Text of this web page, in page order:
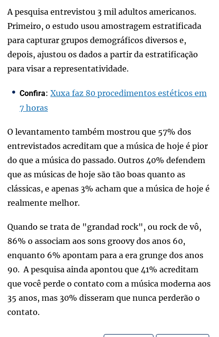
A pesquisa entrevistou 3 mil adultos americanos.
Primeiro, o estudo usou amostragem estratificada
para capturar grupos demográficos diversos e,
depois, ajustou os dados a partir da estratificação
para visar a representatividade.
Confira: Xuxa faz 80 procedimentos estéticos em
7 horas
O levantamento também mostrou que 57% dos
entrevistados acreditam que a música de hoje é pior
do que a música do passado. Outros 40% defendem
que as músicas de hoje são tão boas quanto as
clássicas, e apenas 3% acham que a música de hoje é
realmente melhor.
Quando se trata de "grandad rock", ou rock de vô,
86% o associam aos sons groovy dos anos 60,
enquanto 6% apontam para a era grunge dos anos
90. A pesquisa ainda apontou que 41% acreditam
que você perde o contato com a música moderna aos
35 anos, mas 30% disseram que nunca perderão o
contato.